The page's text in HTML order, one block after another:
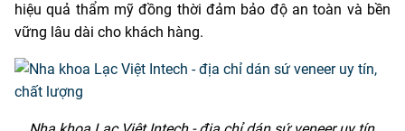
hiệu quả thẩm mỹ đồng thời đảm bảo độ an toàn và bền
vững lâu dài cho khách hàng.